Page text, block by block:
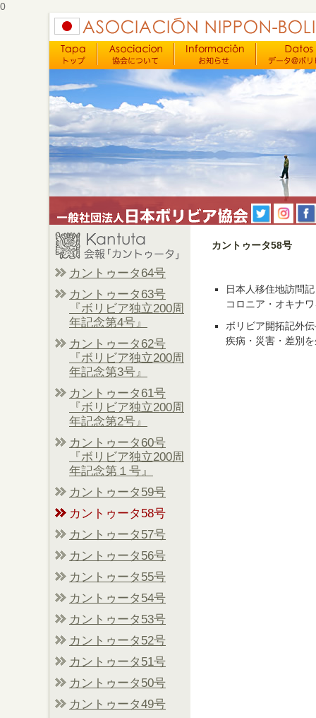
0
カントゥータ64号
カントゥータ63号
『ボリビア独立200周
年記念第4号』
カントゥータ62号
『ボリビア独立200周
年記念第3号』
カントゥータ61号
『ボリビア独立200周
年記念第2号』
カントゥータ60号
『ボリビア独立200周
年記念第１号』
カントゥータ59号
カントゥータ58号
カントゥータ57号
カントゥータ56号
カントゥータ55号
カントゥータ54号
カントゥータ53号
カントゥータ52号
カントゥータ51号
カントゥータ50号
カントゥータ49号
カントゥータ58号
日本人移住地訪問
コロニア・オキ
ボリビア開拓記外
疾病・災害・差